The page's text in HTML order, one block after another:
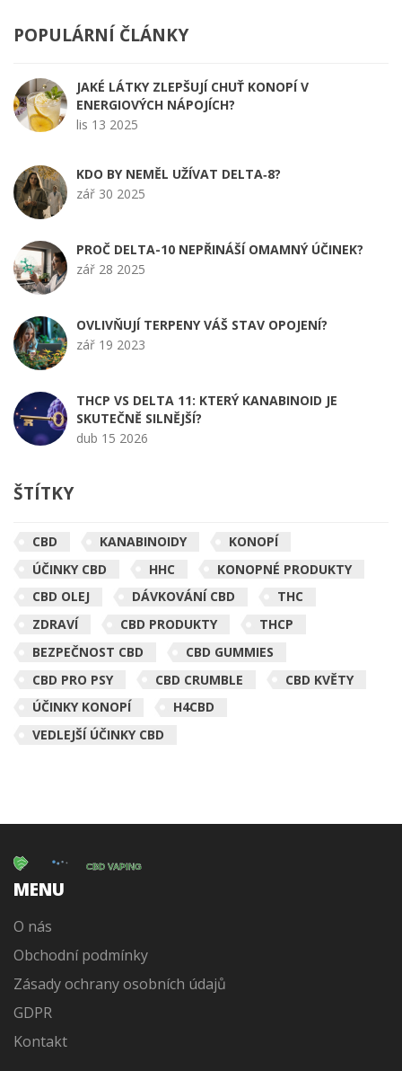
POPULÁRNÍ ČLÁNKY
JAKÉ LÁTKY ZLEPŠUJÍ CHUŤ KONOPÍ V
ENERGIOVÝCH NÁPOJÍCH?
lis 13 2025
KDO BY NEMĚL UŽÍVAT DELTA‑8?
zář 30 2025
PROČ DELTA-10 NEPŘINÁŠÍ OMAMNÝ ÚČINEK?
zář 28 2025
OVLIVŇUJÍ TERPENY VÁŠ STAV OPOJENÍ?
zář 19 2023
THCP VS DELTA 11: KTERÝ KANABINOID JE
SKUTEČNĚ SILNĚJŠÍ?
dub 15 2026
ŠTÍTKY
CBD KANABINOIDY
KONOPÍ
ÚČINKY CBD
HHC
KONOPNÉ PRODUKTY
CBD OLEJ
DÁVKOVÁNÍ CBD
THC
ZDRAVÍ
CBD PRODUKTY
THCP
BEZPEČNOST CBD
CBD GUMMIES
CBD PRO PSY
CBD CRUMBLE
CBD KVĚTY
ÚČINKY KONOPÍ
H4CBD
VEDLEJŠÍ ÚČINKY CBD
MENU
O nás
Obchodní podmínky
Zásady ochrany osobních údajů
GDPR
Kontakt